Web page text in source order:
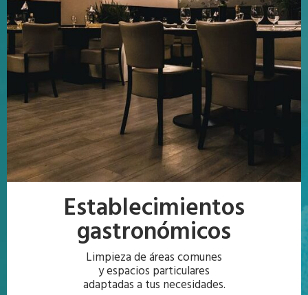
Establecimientos
gastronómicos
Limpieza de áreas comunes
y espacios particulares
adaptadas a tus necesidades.